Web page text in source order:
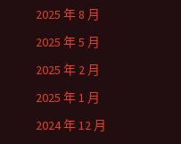
2025 年 8 月
2025 年 5 月
2025 年 2 月
2025 年 1 月
2024 年 12 月